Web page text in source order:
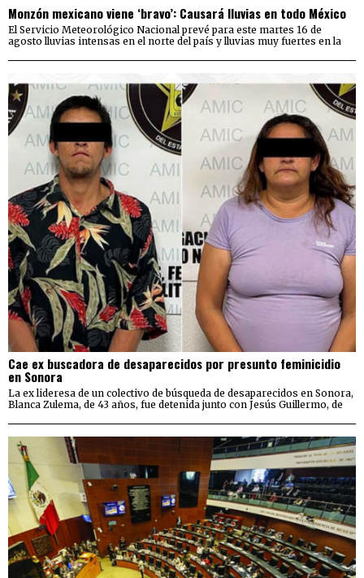
Monzón mexicano viene ‘bravo’: Causará lluvias en todo México
El Servicio Meteorológico Nacional prevé para este martes 16 de
agosto lluvias intensas en el norte del país y lluvias muy fuertes en la
Cae ex buscadora de desaparecidos por presunto feminicidio
en Sonora
La ex lideresa de un colectivo de búsqueda de desaparecidos en Sonora,
Blanca Zulema, de 43 años, fue detenida junto con Jesús Guillermo, de